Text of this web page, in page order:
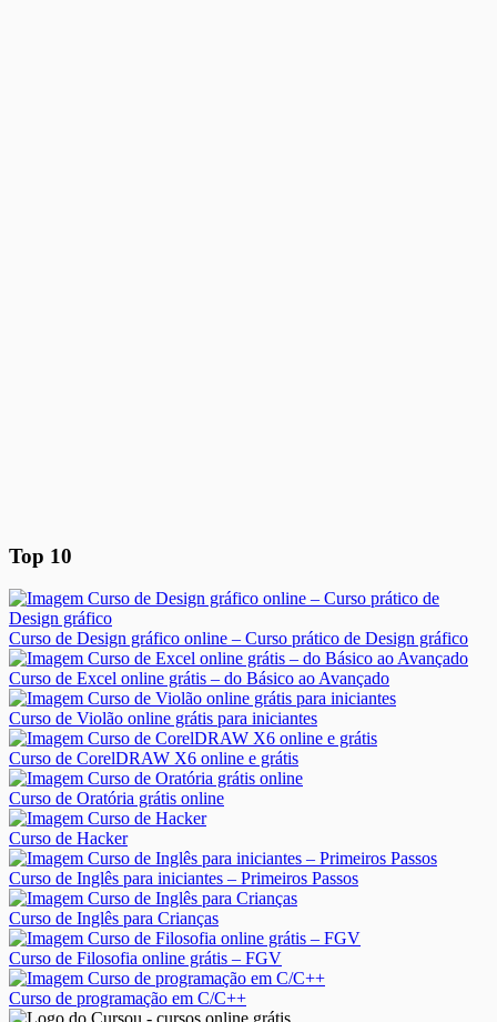
Top 10
Curso de Design gráfico online – Curso prático de Design gráfico
Curso de Excel online grátis – do Básico ao Avançado
Curso de Violão online grátis para iniciantes
Curso de CorelDRAW X6 online e grátis
Curso de Oratória grátis online
Curso de Hacker
Curso de Inglês para iniciantes – Primeiros Passos
Curso de Inglês para Crianças
Curso de Filosofia online grátis – FGV
Curso de programação em C/C++